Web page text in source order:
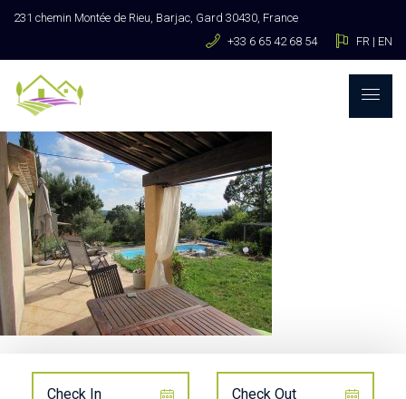
231 chemin Montée de Rieu, Barjac, Gard 30430, France
+33 6 65 42 68 54
FR | EN